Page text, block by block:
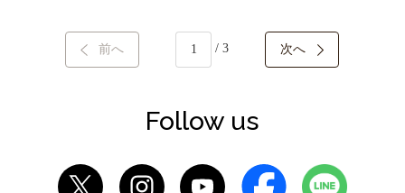
LINEギフト限定！タリーズデジタルギフト3,000円分を贈
ると、自分も500円分のギフトチケットがもらえるキャン
前へ / 3 次へ
Follow us